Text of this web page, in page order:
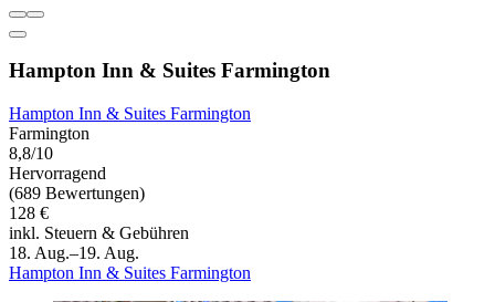
Hampton Inn & Suites Farmington
Hampton Inn & Suites Farmington
Farmington
8,8/10
Hervorragend
(689 Bewertungen)
128 €
inkl. Steuern & Gebühren
18. Aug.–19. Aug.
Hampton Inn & Suites Farmington